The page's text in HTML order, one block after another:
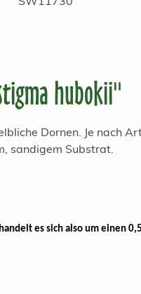
hubokii"
Dornen. Je nach
sandigem Substrat.
es sich also um einen